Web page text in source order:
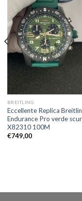
BREITLING
Eccellente Replica
Endurance Pro verde
X82310 100M
€749,00